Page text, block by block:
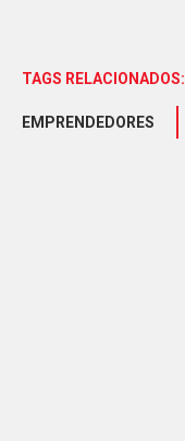
TAGS RELACIONADOS:
EMPRENDEDORES